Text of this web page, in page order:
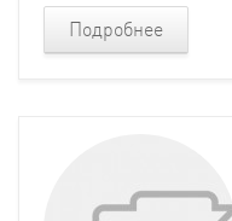
Подробнее